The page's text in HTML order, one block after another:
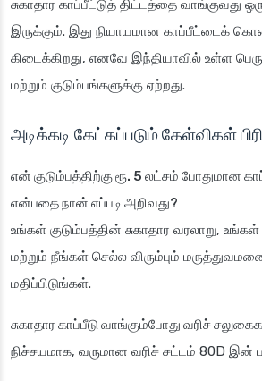
சுகாதார காப்பீட்டுத் திட்டத்தை வாங்குவது
இருக்கும். இது நியாயமான காப்பீட்டைக்
கிடைக்கிறது, எனவே இந்தியாவில் உள்ள
மற்றும் குடும்பங்களுக்கு ஏற்றது.
அடிக்கடி கேட்கப்படும் கேள்விகள்
என் குடும்பத்திற்கு ரூ. 5 லட்சம் போதுமான
என்பதை நான் எப்படி அறிவது?
உங்கள் குடும்பத்தின் சுகாதார வரலாறு,
மற்றும் நீங்கள் செல்ல விரும்பும்
மதிப்பிடுங்கள்.
சுகாதார காப்பீடு வாங்கும்போது வரிச்
நிச்சயமாக, வருமான வரிச் சட்டம் 80D இன்